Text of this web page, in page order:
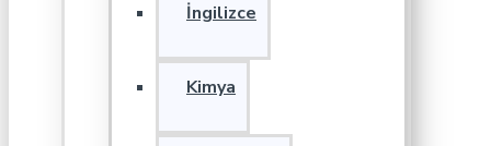
İngilizce
Kimya